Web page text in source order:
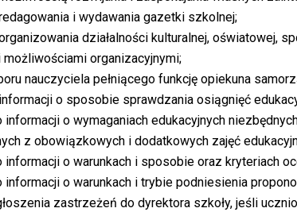
i wydawania gazetki szkolnej;
działalności kulturalnej, oświatowej,
organizacyjnymi;
nauczyciela pełniącego funkcję opiekuna
o sposobie sprawdzania osiągnięć
informacji o wymaganiach edukacyjnych
z obowiązkowych i dodatkowych zajęć
informacji o warunkach i sposobie oraz kryteriach
informacji o warunkach i trybie podniesienia
zastrzeżeń do dyrektora szkoły, jeśli